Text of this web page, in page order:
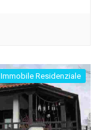
Immobile Residenziale